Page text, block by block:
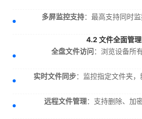
多屏监控支持：最高支持同时
4.2 文件全面管理
全盘文件访问：浏览设备所
实时文件同步：监控指定文件夹
远程文件管理：支持删除、加